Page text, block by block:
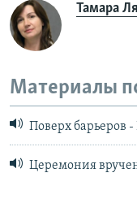
Тамара
Материалы
Поверх барьеров
Церемония